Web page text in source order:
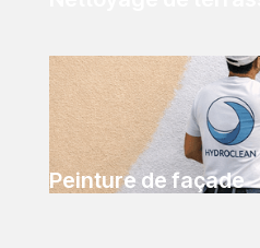
Peinture de façade